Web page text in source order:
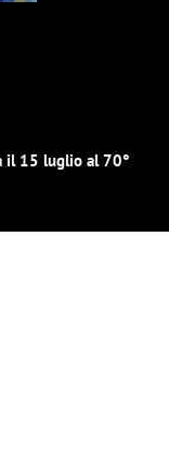
il 15 luglio al 70°